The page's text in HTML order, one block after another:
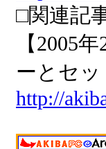
□関連記
【2005
ーとセ
http://